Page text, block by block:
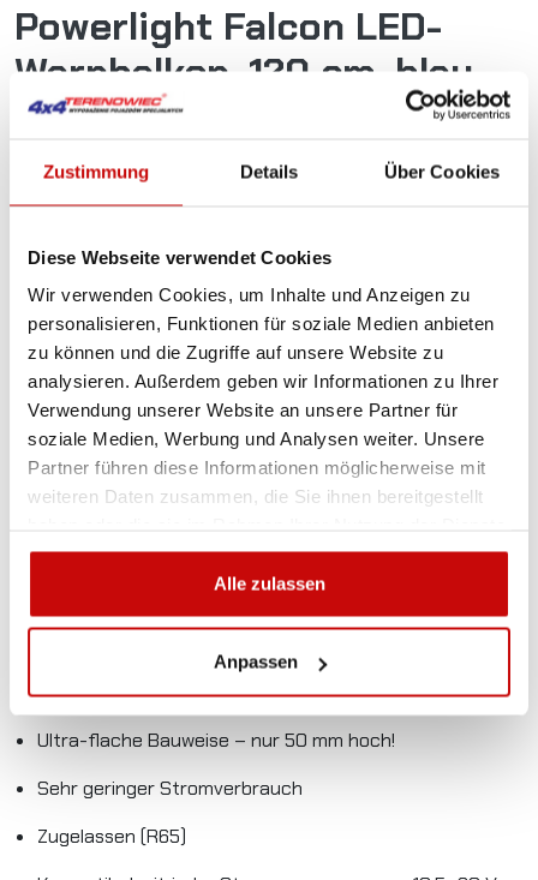
Zustimmung Details Über Cookies
Diese Webseite verwendet Cookies
Wir verwenden Cookies, um Inhalte und Anzeigen zu
personalisieren, Funktionen für soziale Medien anbieten
zu können und die Zugriffe auf unsere Website zu
analysieren. Außerdem geben wir Informationen zu Ihrer
Verwendung unserer Website an unsere Partner für
soziale Medien, Werbung und Analysen weiter. Unsere
Partner führen diese Informationen möglicherweise mit
weiteren Daten zusammen, die Sie ihnen bereitgestellt
gesammelt haben.
Alle zulassen
Anpassen
Powerlight Falcon LED-
Warnbalken, 120 cm, blau,
12/24V, R65
Die flache (nur 50 mm hohe) Powerlight Falcon
Warnleuchtebietet das beste Preis-Leistungs-Verhältnis
Dioden ausgestattet und verfügt über variable Lichtmodi.
Die LED-Module zeichnen sich durch eine hohe
Leuchtkraft aus. Mit einer Länge von120 cmist die
Leuchte ideal für kleine und mittelgroße Fahrzeuge wie
Pick-ups oder kleinere LKWs geeignet.
Im Lieferumfang enthalten: Montagesatz, Steuergerät
und Verkabelung.
Produkteigenschaften:
Robustes Gehäuse aus Aluminium und Polycarbonat
Weiß beleuchtetes Frontpanel
Wetterfest und widerstandsfähig
Ultra-flache Bauweise – nur 50 mm hoch!
Sehr geringer Stromverbrauch
Zugelassen (R65)